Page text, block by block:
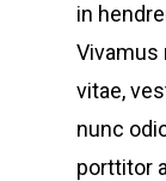
in
Vivamus
vitae,
nunc
porttitor